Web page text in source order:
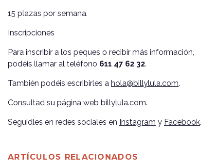
15 plazas por semana.
Inscripciones
Para inscribir a los peques o recibir más información,
podéis llamar al teléfono 611 47 62 32.
También podéis escribirles a hola@billylula.com.
Consultad su página web billylula.com.
Seguidles en redes sociales en Instagram y Facebook.
ARTÍCULOS RELACIONADOS